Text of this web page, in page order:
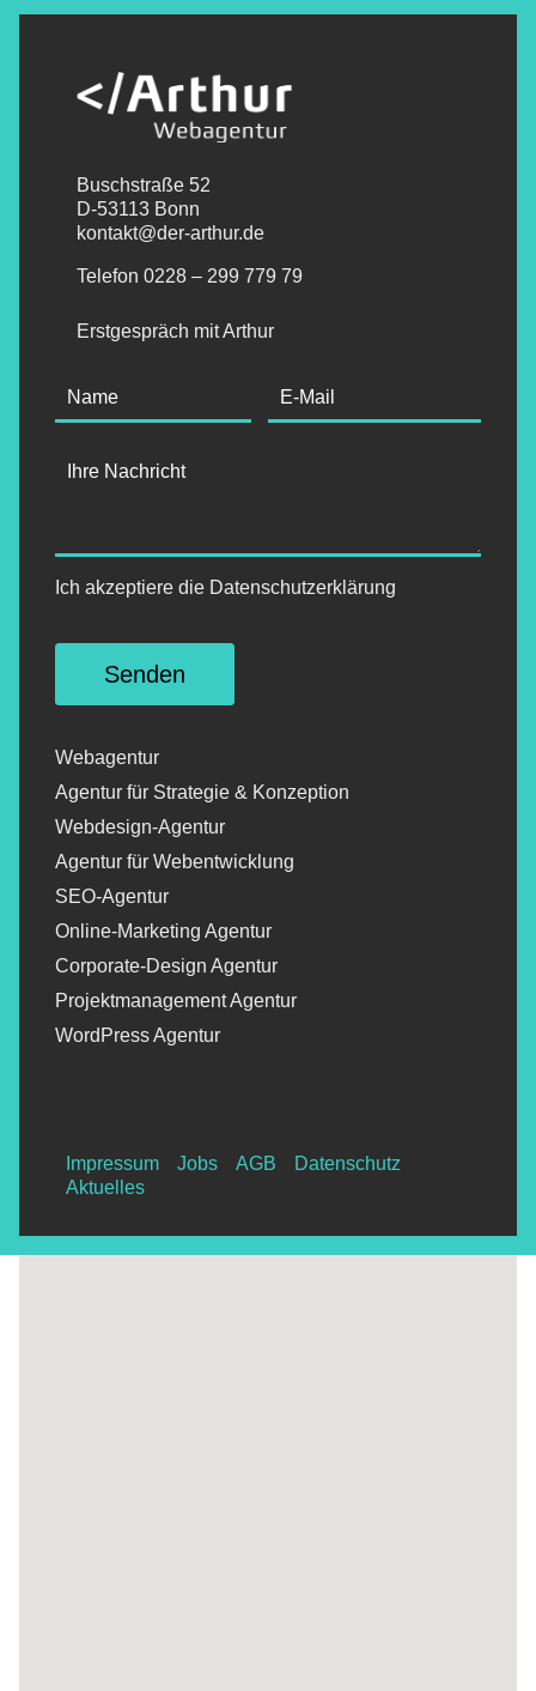
Buschstraße 52
D-53113 Bonn
kontakt@der-arthur.de
Telefon 0228 – 299 779 79
Erstgespräch mit Arthur
Ich akzeptiere die Datenschutzerklärung
Webagentur
Agentur für Strategie & Konzeption
Webdesign-Agentur
Agentur für Webentwicklung
SEO-Agentur
Online-Marketing Agentur
Corporate-Design Agentur
Projektmanagement Agentur
WordPress Agentur
Impressum Jobs AGB
Datenschutz
Aktuelles